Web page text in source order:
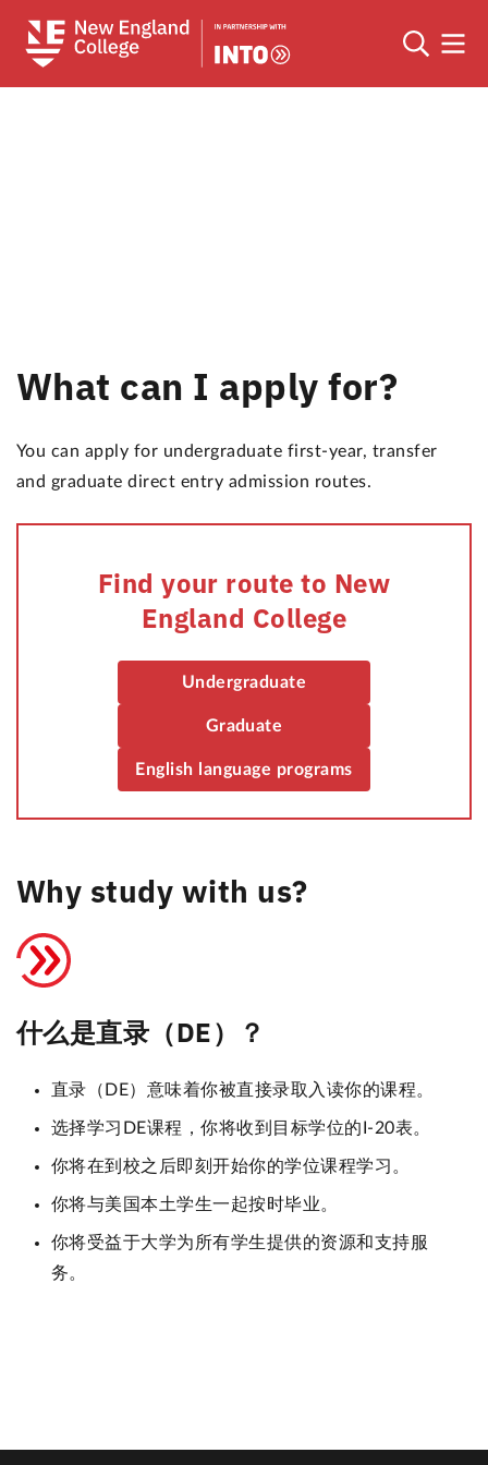
What can I apply for?
You can apply for undergraduate first-year, transfer
and graduate direct entry admission routes.
Find your route to New
England College
Undergraduate
Graduate
English language programs
Why study with us?
什么是直录（DE）？
直录（DE）意味着你被直接录取入读你的课程。
选择学习DE课程，你将收到目标学位的I-20表。
你将在到校之后即刻开始你的学位课程学习。
你将与美国本土学生一起按时毕业。
你将受益于大学为所有学生提供的资源和支持服
务。